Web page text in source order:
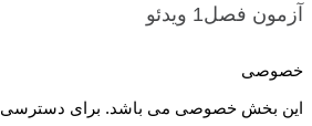
آزمون فصل1 ویدئو
خصوصی
این بخش خصوصی می باشد. برای دسترسی